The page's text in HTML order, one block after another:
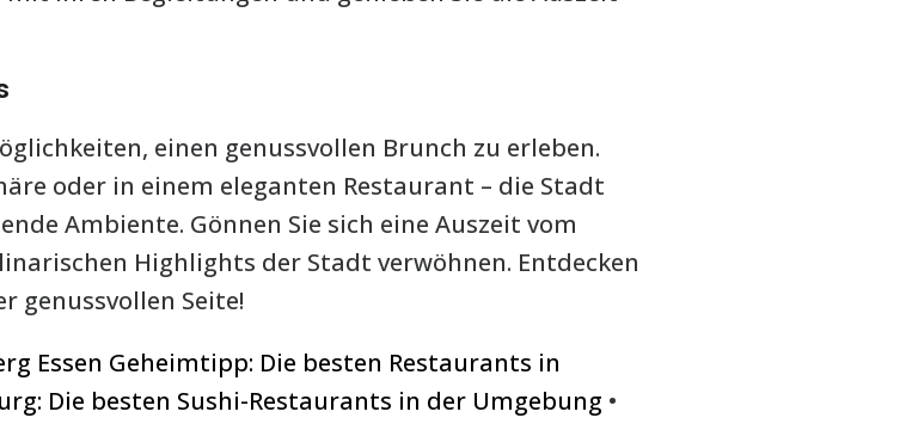
einen genussvollen Brunch zu erleben.
oder in einem eleganten Restaurant – die Stadt
Ambiente. Gönnen Sie sich eine Auszeit vom
Highlights der Stadt verwöhnen. Entdecken
genussvollen Seite!
Essen Geheimtipp: Die besten Restaurants in
Die besten Sushi-Restaurants in der Umgebung •